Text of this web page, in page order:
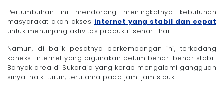
- 5. Biznet
Kenapa Penting Pilih Provider Pasang WiFi Sukaraja
Bogor yang Tepat?
- 1. Kondisi Geografis Sukaraja
- 2. Banyak Perumahan dan Bisnis Kecil
- 3. Sinyal dan Jaringan Tidak Stabil
Pertumbuhan ini mendorong meningkatnya kebutuhan
masyarakat akan akses internet yang stabil dan cepat
untuk menunjang aktivitas produktif sehari-hari.
Namun, di balik pesatnya perkembangan ini, terkadang
koneksi internet yang digunakan belum benar-benar stabil.
Banyak area di Sukaraja yang kerap mengalami gangguan
sinyal naik-turun, terutama pada jam-jam sibuk.